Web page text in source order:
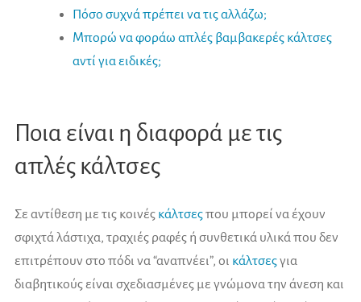
Πόσο συχνά πρέπει να τις αλλάζω;
Μπορώ να φοράω απλές βαμβακερές κάλτσες
αντί για ειδικές;
Ποια είναι η διαφορά με τις
απλές κάλτσες
Σε αντίθεση με τις κοινές κάλτσεςπου μπορεί να έχουν
σφιχτά λάστιχα, τραχιές ραφές ή συνθετικά υλικά που δεν
επιτρέπουν στο πόδι να “αναπνέει”, οι κάλτσεςγια
διαβητικούς είναι σχεδιασμένες με γνώμονα την άνεση και